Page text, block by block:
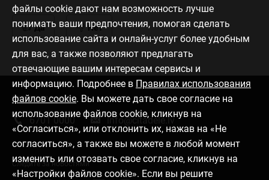
Да Нет
файлы cookie дают нам возможность лучше
понимать ваши предпочтения, помогая сделать
использование сайта и онлайн-услуг более удобным
для вас, а также позволяют предлагать
отвечающие вашим интересам сервисы и
информацию. Подробнее в Правилах использования
файлов cookie. Вы можете дать свое согласие на
использование файлов cookie, кликнув на
«Согласиться», или отклонить их, нажав на «Не
согласиться», а также вы можете в любой момент
изменить или отозвать свое согласие, кликнув на
«Настройки файлов cookie». Если вы решите
Связаться с нами
6701 0000 info@citadele.lv
Следите за новостями